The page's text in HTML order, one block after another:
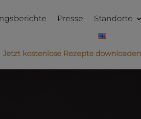
Presse Standorte
Jetzt kostenlose Rezepte downloaden